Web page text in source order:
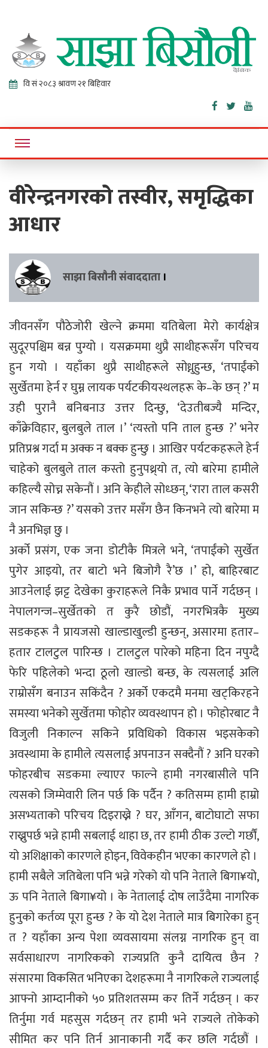
Sajha
Bisaunee
Online News Portal
वीरेन्द्रनगरको तस्वीर, समृद्धिका
आधार
साझा बिसौनी संवाददाता ।
जीवनसँग पौठेजोरी खेल्ने क्रममा यतिबेला मेरो कार्यक्षेत्र
सुदूरपश्चिम बन्न पुग्यो । यसक्रममा थुप्रै साथीहरूसँग परिचय
हुन गयो । यहाँका थुप्रै साथीहरूले सोध्नुहुन्छ, ‘तपाईंको
सुर्खेतमा हेर्न र घुम्न लायक पर्यटकीयस्थलहरू के–के छन् ?’ म
उही पुरानै बनिबनाउ उत्तर दिन्छु, ‘देउतीबज्यै मन्दिर,
काँक्रेविहार, बुलबुले ताल ।’ ‘त्यस्तो पनि ताल हुन्छ ?’ भनेर
प्रतिप्रश्न गर्दा म अक्क न बक्क हुन्छु । आखिर पर्यटकहरूले हेर्न
चाहेको बुलबुले ताल कस्तो हुनुपथ्र्यो त, त्यो बारेमा हामीले
कहिल्यै सोच्न सकेनौं । अनि केहीले सोध्छन्, ‘रारा ताल कसरी
जान सकिन्छ ?’ यसको उत्तर मसँग छैन किनभने त्यो बारेमा म
नै अनभिज्ञ छु ।
अर्को प्रसंग, एक जना डोटीकै मित्रले भने, ‘तपाईंको सुर्खेत
पुगेर आइयो, तर बाटो भने बिजोगै रै’छ ।’ हो, बाहिरबाट
आउनेलाई झट्ट देखेका कुराहरूले निकै प्रभाव पार्ने गर्दछन् ।
नेपालगन्ज–सुर्खेतको त कुरै छोडौं, नगरभित्रकै मुख्य
सडकहरू नै प्रायजसो खाल्डाखुल्डी हुन्छन्, असारमा हतार–
हतार टालटुल पारिन्छ । टालटुल पारेको महिना दिन नपुग्दै
फेरि पहिलेको भन्दा ठूलो खाल्डो बन्छ, के त्यसलाई अलि
राम्रोसँग बनाउन सकिंदैन ? अर्को एकदमै मनमा खट्किरहने
समस्या भनेको सुर्खेतमा फोहोर व्यवस्थापन हो । फोहोरबाट नै
विजुली निकाल्न सकिने प्रविधिको विकास भइसकेको
अवस्थामा के हामीले त्यसलाई अपनाउन सक्दैनौं ? अनि घरको
फोहरबीच सडकमा ल्याएर फाल्ने हामी नगरबासीले पनि
त्यसको जिम्मेवारी लिन पर्छ कि पर्दैन ? कतिसम्म हामी हाम्रो
असभ्यताको परिचय दिइराख्ने ? घर, आँगन, बाटोघाटो सफा
राख्नुपर्छ भन्ने हामी सबलाई थाहा छ, तर हामी ठीक उल्टो गर्छौं,
यो अशिक्षाको कारणले होइन, विवेकहीन भएका कारणले हो ।
हामी सबैले जतिबेला पनि भन्ने गरेको यो पनि नेताले बिगा¥यो,
ऊ पनि नेताले बिगा¥यो । के नेतालाई दोष लाउँदैमा नागरिक
हुनुको कर्तव्य पूरा हुन्छ ? के यो देश नेताले मात्र बिगारेका हुन्
त ? यहाँका अन्य पेशा व्यवसायमा संलग्न नागरिक हुन् वा
सर्वसाधारण नागरिकको राज्यप्रति कुनै दायित्व छैन ?
संसारमा विकसित भनिएका देशहरूमा नै नागरिकले राज्यलाई
आफ्नो आम्दानीको ५० प्रतिशतसम्म कर तिर्ने गर्दछन् । कर
तिर्नुमा गर्व महसुस गर्दछन् तर हामी भने राज्यले तोकेको
सीमित कर पनि तिर्न आनाकानी गर्दै कर छलि गर्दछौं ।